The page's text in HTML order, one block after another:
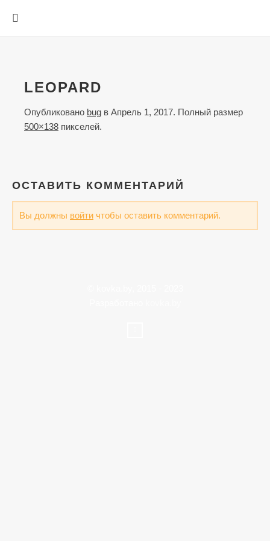
LEOPARD
Опубликовано bug в Апрель 1, 2017. Полный размер
500×138 пикселей.
ОСТАВИТЬ КОММЕНТАРИЙ
Вы должны войти чтобы оставить комментарий.